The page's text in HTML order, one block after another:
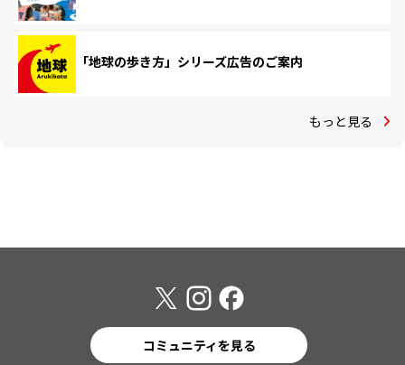
「地球の歩き方」シリーズ広告のご案内
もっと見る
コミュニティを見る